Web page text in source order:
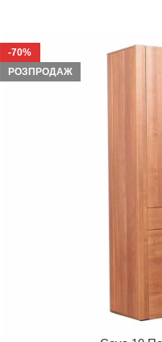
-70%
РОЗПРОДАЖ